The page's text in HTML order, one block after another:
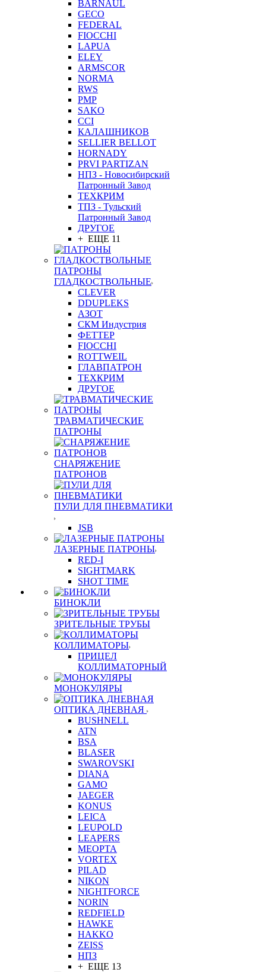
BARNAUL
GEСO
FEDERAL
FIOCCHI
LAPUA
ELEY
ARMSCOR
NORMA
RWS
PMP
SAKO
CCI
КАЛАШНИКОВ
SELLIER BELLOT
HORNADY
PRVI PARTIZAN
НПЗ - Новосибирский
Патронный Завод
ТЕХКРИМ
ТПЗ - Тульский
Патронный Завод
ДРУГОЕ
+ ЕЩЕ 11
ПАТРОНЫ
ГЛАДКОСТВОЛЬНЫЕ
CLEVER
DDUPLEKS
АЗОТ
СКМ Индустрия
ФЕТТЕР
FIOCCHI
ROTTWEIL
ГЛАВПАТРОН
ТЕХКРИМ
ДРУГОЕ
ТРАВМАТИЧЕСКИЕ
ПАТРОНЫ
СНАРЯЖЕНИЕ
ПАТРОНОВ
ПУЛИ ДЛЯ ПНЕВМАТИКИ
JSB
ЛАЗЕРНЫЕ ПАТРОНЫ
RED-I
SIGHTMARK
SHOT TIME
БИНОКЛИ
ЗРИТЕЛЬНЫЕ ТРУБЫ
КОЛЛИМАТОРЫ
ПРИЦЕЛ
КОЛЛИМАТОРНЫЙ
МОНОКУЛЯРЫ
ОПТИКА ДНЕВНАЯ
BUSHNELL
ATN
BSA
BLASER
SWAROVSKI
DIANA
GAMO
JAEGER
KONUS
LEICA
LEUPOLD
LEAPERS
MEOPTA
VORTEX
PILAD
NIKON
NIGHTFORCE
NORIN
REDFIELD
HAWKE
HAKKO
ZEISS
НПЗ
+ ЕЩЕ 13